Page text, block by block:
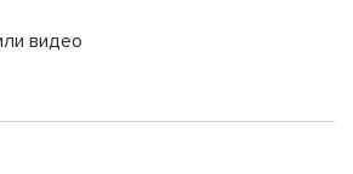
видео